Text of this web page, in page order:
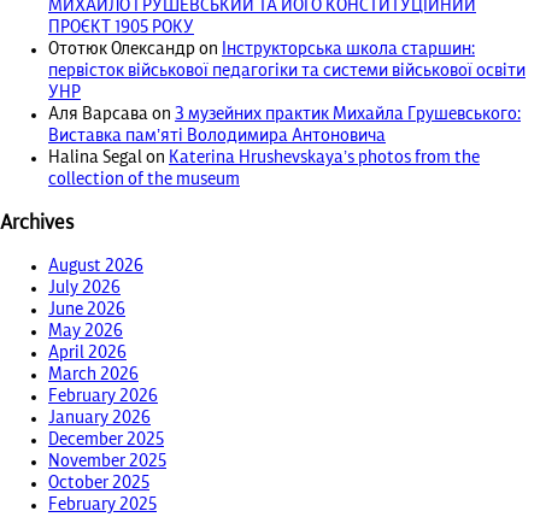
МИХАЙЛО ГРУШЕВСЬКИЙ ТА ЙОГО КОНСТИТУЦІЙНИЙ
ПРОЄКТ 1905 РОКУ
Ототюк Олександр on
Інструкторська школа старшин:
первісток військової педагогіки та системи військової освіти
УНР
Аля Варсава on З музейних практик Михайла Грушевського:
Виставка пам’яті Володимира Антоновича
Halina Segal on Katerina Hrushevskaya’s photos from the
collection of the museum
Archives
August 2026
July 2026
June 2026
May 2026
April 2026
March 2026
February 2026
January 2026
December 2025
November 2025
October 2025
February 2025